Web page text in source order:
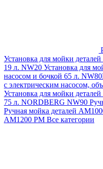
Установка для мойки
19 л. NW20 Установка для
насосом и бочкой 65 л.
с электрическим насосом,
Установка для мойки
75 л. NORDBERG NW90
Ручная мойка деталей
АМ1200 РМ Все категории